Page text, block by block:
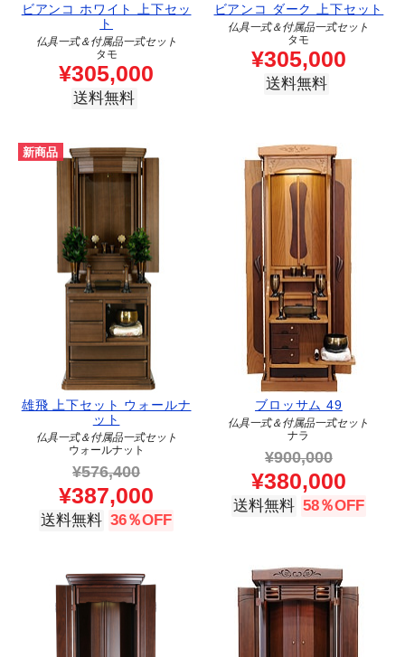
ビアンコ ホワイト 上下セッ
ト
仏具一式＆付属品一式セット
タモ
¥305,000
送料無料
ビアンコ ダーク 上下セット
仏具一式＆付属品一式セット
タモ
¥305,000
送料無料
新商品
雄飛 上下セット ウォールナ
ット
仏具一式＆付属品一式セット
ウォールナット
¥576,400
¥387,000
送料無料 36％OFF
ブロッサム 49
仏具一式＆付属品一式セット
ナラ
¥900,000
¥380,000
送料無料 58％OFF